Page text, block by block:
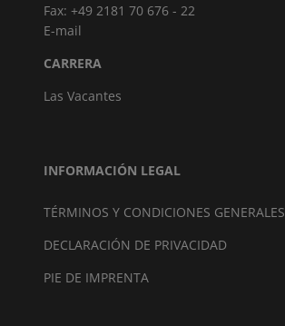
Fax: +49 2181 70 676 - 22
E-mail
CARRERA
Las Vacantes
INFORMACIÓN LEGAL
TÉRMINOS Y CONDICIONES GENERALES
DECLARACIÓN DE PRIVACIDAD
PIE DE IMPRENTA